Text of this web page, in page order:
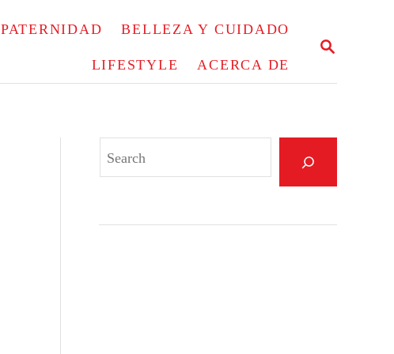
S
PATERNIDAD BELLEZA Y CUIDADO
LIFESTYLE ACERCA DE